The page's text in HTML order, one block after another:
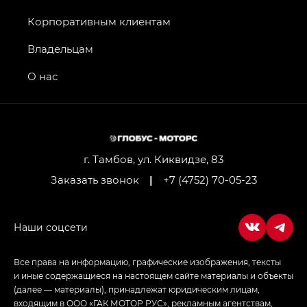
GT, Джи Эль — GL
GS4 — Джи Эс 4 (GS4) в комплектациях Джи Би
привод — GB AWD, Джи Эль Полный привод —
Джи Икс ПРЕМИУМ — GX PREMIUM, ЛАУНЖ —
Empow — Эмпау (Empow) в комплектации
г. Тамбов, ул. Киквидзе, 83
Заказать звонок
| +7 (4752) 70-05-23
Корпоративным клиентам
Владельцам
О нас
Все права на информацию, графические изображения, тексты
и иные содержащиеся на настоящем сайте материалы и объекты
(далее — материалы), принадлежат юридическим лицам,
входящим в ООО «ГАК МОТОР РУС», рекламным агентствам,